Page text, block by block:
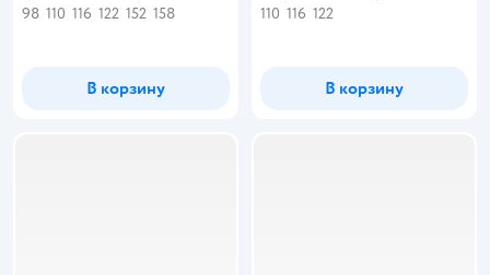
98 110 116 122 152 158
В корзину
110 116 122
В корзину